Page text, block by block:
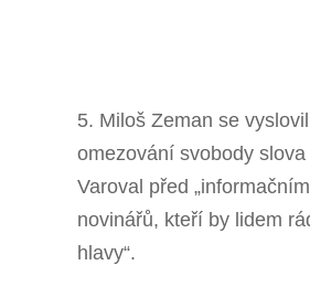
5. Miloš Zeman se
omezování svobody
Varoval před
novinářů, kteří by lidem
hlavy“.